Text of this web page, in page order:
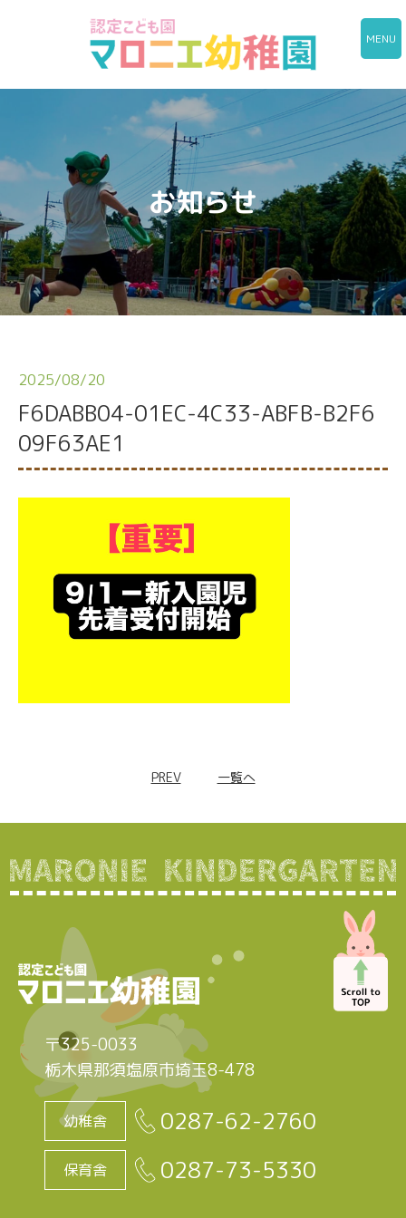
MENU
お知らせ
2025/08/20
F6DABB04-01EC-4C33-ABFB-B2F6
09F63AE1
PREV 一覧へ
〒325-0033
栃木県那須塩原市埼玉8-478
幼稚舎 0287-62-2760
保育舎 0287-73-5330